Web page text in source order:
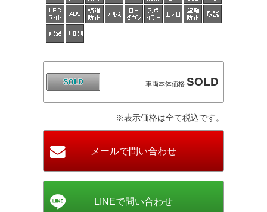
車両本体価格 SOLD
※表示価格は全て税込です。